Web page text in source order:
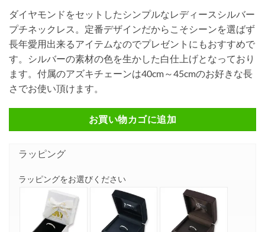
ダイヤモンドをセットしたシンプルなレディースシルバー
プチネックレス。定番デザインだからこそシーンを選ばず
長年愛用出来るアイテムなのでプレゼントにもおすすめで
す。シルバーの素材の色を生かした白仕上げとなっており
ます。付属のアズキチェーンは40cm～45cmのお好きな長
さでお使い頂けます。
お買い物カゴに追加
ラッピング
ラッピングをお選びください